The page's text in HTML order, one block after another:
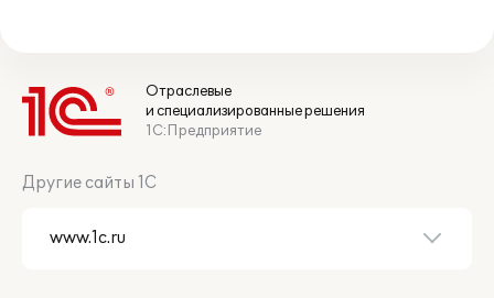
Отраслевые
и специализированные решения
1С:Предприятие
Другие сайты 1С